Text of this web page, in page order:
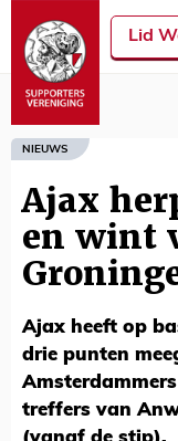
Lid
NIEUWS
Ajax
en wint
Ajax heeft op
drie punten
treffers van